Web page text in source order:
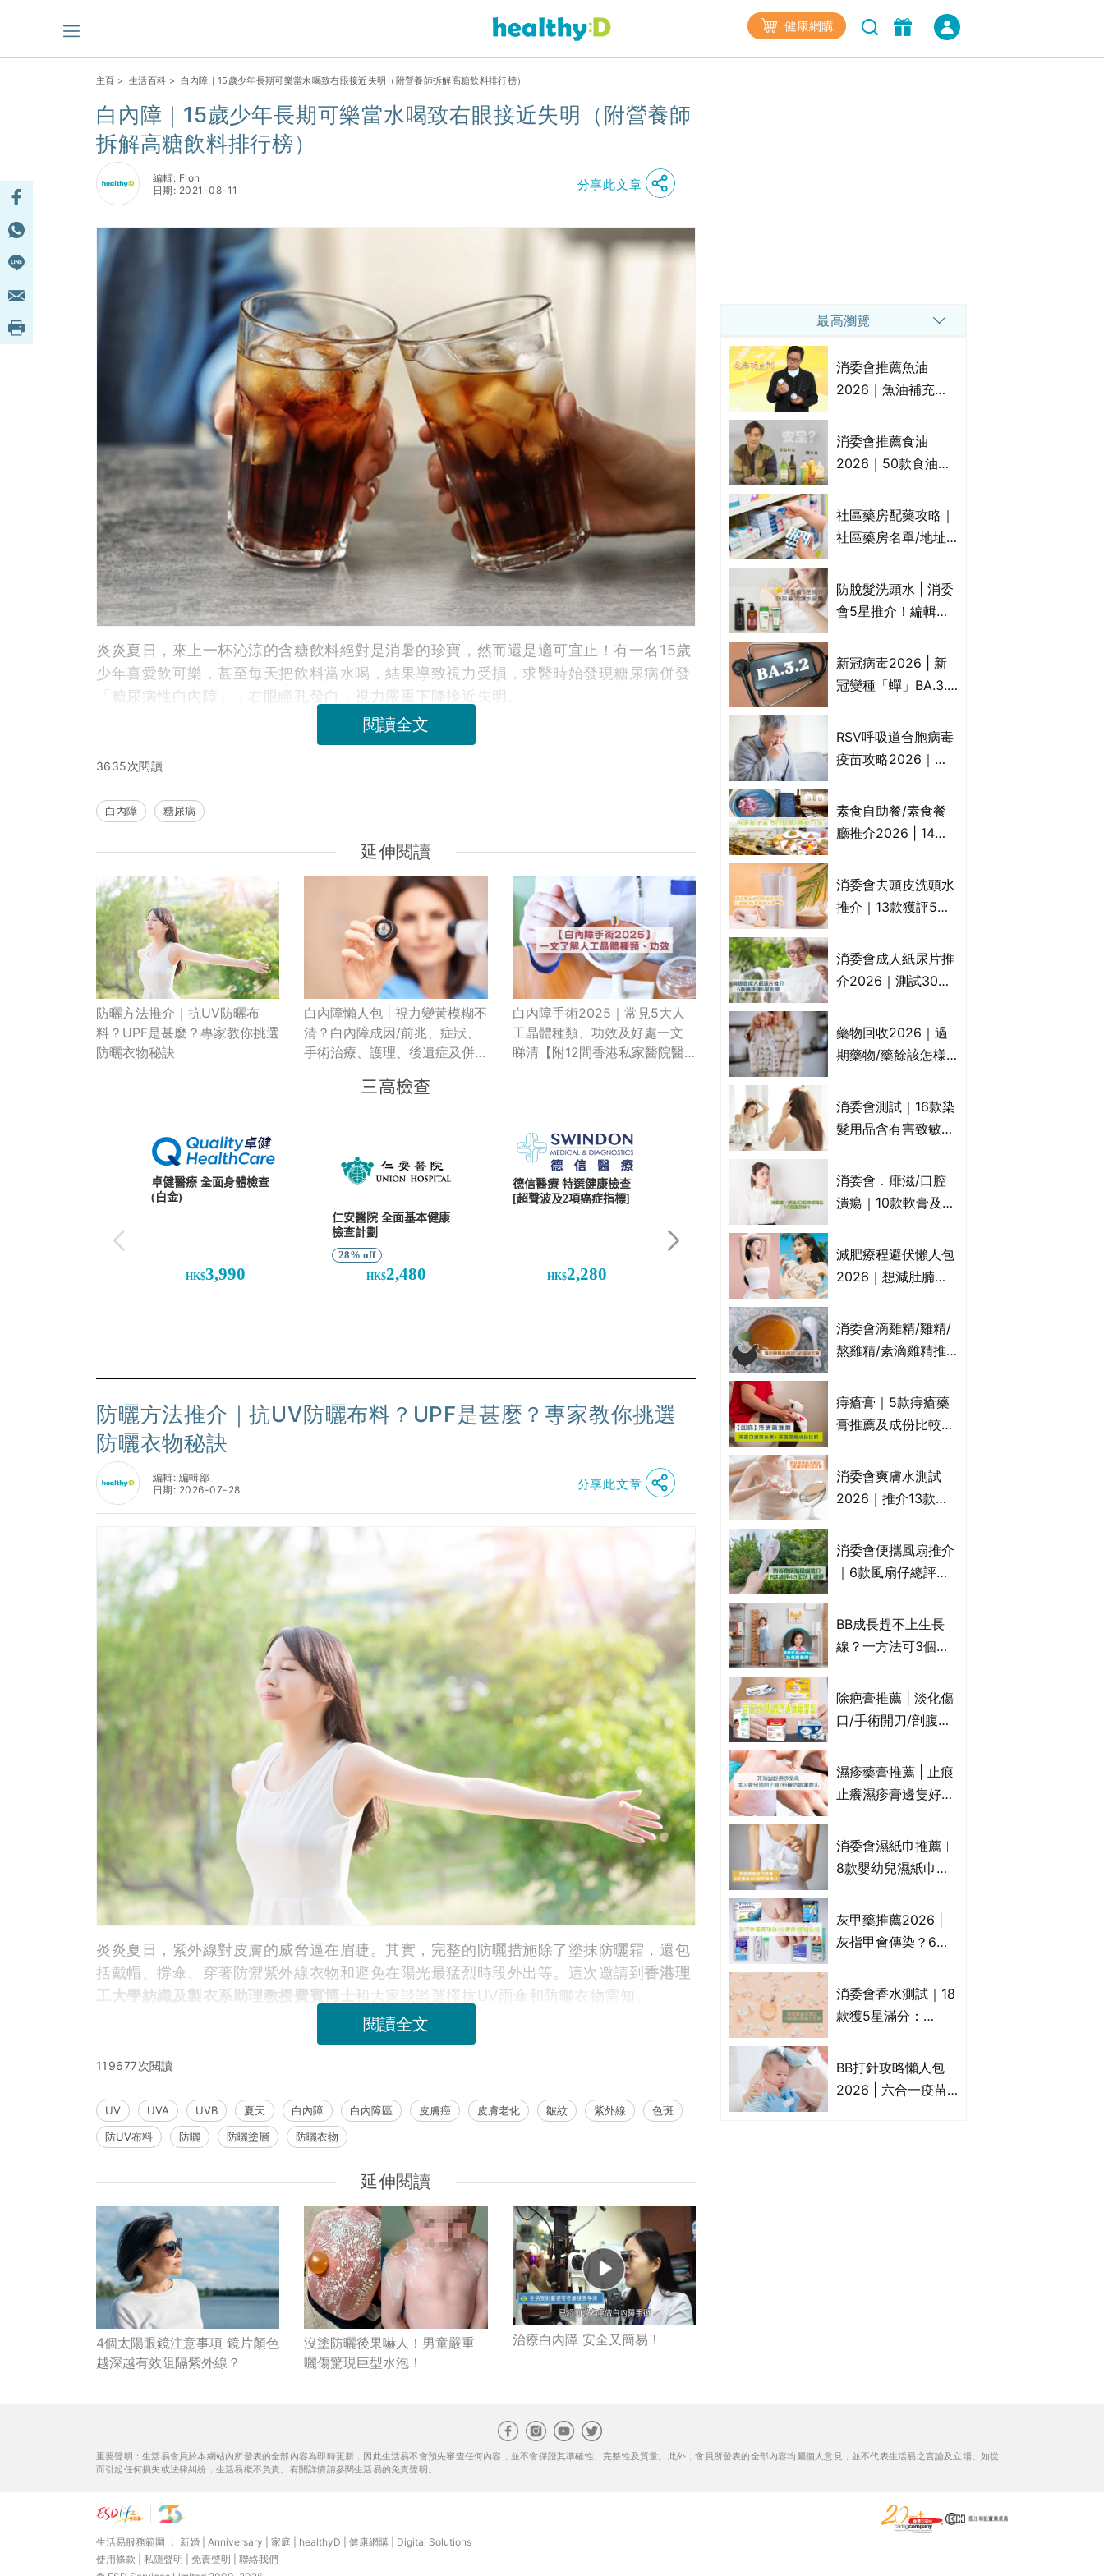
健康網購
主頁 > 生活百科 > 白內障｜15歲少年長期可樂當水喝致右眼接近失明（附營養師拆解高糖飲料排行榜）
白內障｜15歲少年長期可樂當水喝致右眼接近失明（附營養師
拆解高糖飲料排行榜）
編輯: Fion
日期: 2021-08-11
分享此文章
炎炎夏日，來上一杯沁涼的含糖飲料絕對是消暑的珍寶，然而還是適可宜止！有一名15歲
少年喜愛飲可樂，甚至每天把飲料當水喝，結果導致視力受損，求醫時始發現糖尿病併發
「糖尿病性白內障」，右眼瞳孔發白，視力嚴重下降接近失明。
閱讀全文
3635次閱讀
白內障 糖尿病
延伸閱讀
防曬方法推介｜抗UV防曬布
料？UPF是甚麼？專家教你挑選
防曬衣物秘訣
白內障懶人包 | 視力變黃模糊不
清？白內障成因/前兆、症狀、
手術治療、護理、後遺症及併
白內障手術2025｜常見5大人
工晶體種類、功效及好處一文
睇清【附12間香港私家醫院醫
防曬方法推介｜抗UV防曬布料？UPF是甚麼？專家教你挑選
防曬衣物秘訣
編輯: 編輯部
日期: 2026-07-28
分享此文章
炎炎夏日，紫外線對皮膚的威脅逼在眉睫。其實，完整的防曬措施除了塗抹防曬霜，還包
括戴帽、撐傘、穿著防禦紫外線衣物和避免在陽光最猛烈時段外出等。這次邀請到香港理
工大學紡織及製衣系助理教授費賓博士和大家談談選擇抗UV雨傘和防曬衣物需知。
閱讀全文
119677次閱讀
UV UVA UVB 夏天 白內障 白內障區 皮膚癌 皮膚老化 皺紋 紫外線
色斑
防UV布料
防曬 防曬塗層 防曬衣物
延伸閱讀
4個太陽眼鏡注意事項 鏡片顏色
越深越有效阻隔紫外線？
沒塗防曬後果嚇人！男童嚴重
曬傷驚現巨型水泡！
治療白內障 安全又簡易！
最高瀏覽
消委會推薦魚油
2026｜魚油補充劑
名單｜附1款國際魚
油標準5星認證 針對
消委會推薦食油
2026｜50款食油評
物｜21款健康煮食油
總評達5星滿分名單
花籽油/花生油等)
社區藥房配藥攻略｜
社區藥房名單/地址/
法一覽表｜社區藥房
是甚麼？可以申請藥
防脫髮洗頭水 | 消委
會5星推介！編輯加
比較：位元堂、呂、
PANTOGAR、純素
新冠病毒2026 | 新
冠變種「蟬」BA.3.2
播、風險與預防方法
一文睇
RSV呼吸道合胞病毒
疫苗攻略2026｜
高危？RSV疫苗價錢
比較、打針後反應處
素食自助餐/素食餐
廳推介2026 | 14間
中式/印度/東南亞/港
式/Fusion素食齋菜
消委會去頭皮洗頭水
推介｜13款獲評5星
KLORANE、沙宣、
呂、LUX等上榜｜4
消委會成人紙尿片推
介2026｜測試30款
滲墊防漏表現/回滲/
化學物質檢測等｜5
藥物回收2026｜過
期藥物/藥餘該怎樣
地點一覽｜屈臣氏、
萬寧、首衛、綠領行
消委會測試｜16款染
髮用品含有害致敏物
介!50惠、Return回
本、Furnte、Rerise
消委會．痱滋/口腔
潰瘍｜10款軟膏及啫
屬處方藥物？有哪些
受關注成分？｜必知
減肥療程避伏懶人包
2026｜想減肚腩但
VS不良黑店5大手法
對比｜SLIMTONE減
消委會滴雞精/雞精/
熬雞精/素滴雞精推
款含致癌物 9款總評
達5星滿分名單 屈臣
痔瘡膏｜5款痔瘡藥
膏推薦及成份比較
有效紓緩痔瘡疼痛痕
癢｜附痔瘡成因及病
消委會爽膚水測試
2026｜推介13款總
Cetaphil、The
Ordinary、
消委會便攜風扇推介
｜6款風扇仔總評達
品 MUJI、
Francfranc、
BB成長趕不上生長
線？一方法可3個月
懂得把握1歲起「長
高黃金期」
除疤膏推薦 | 淡化傷
口/手術開刀/剖腹生
藥膏/除疤筆/除疤貼
比較（消委會教揀選
濕疹藥膏推薦 | 止痕
止癢濕疹膏邊隻好？
膏/濕疹膏 嬰兒BB濕
疹皮膚適用！紓緩防
一覽)
消委會濕紙巾推薦︱
8款嬰幼兒濕紙巾獲
屈臣氏watsons、強
生Johnson's等｜測
灰甲藥推薦2026 |
灰指甲會傳染？6款
膏/抗甲癬油劑的功
效/價格比較：羅霉
消委會香水測試｜18
款獲5星滿分：
ARMANI、Marks &
Spencer、CHANEL
BB打針攻略懶人包
2026 | 六合一疫苗
重要聲明：生活易會員於本網站內所發表的全部內容為即時更新，因此生活易不會預先審查任何內容，並不會保證其準確性、完整性及質量。此外，會員所發表的全部內容均屬個人意見，並不代表生活易之言論及立場。如從
而引起任何損失或法律糾紛，生活易概不負責。有關詳情請參閱生活易的免責聲明。
生活易服務範圍 ： 新婚 Anniversary 家庭 healthyD 健康網購
Digital Solutions
使用條款
私隱聲明 免責聲明
聯絡我們